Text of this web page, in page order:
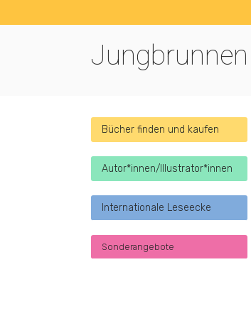
Jungbrunnen
Bücher finden und kaufen
Autor*innen/Illustrator*innen
Internationale Leseecke
Sonderangebote